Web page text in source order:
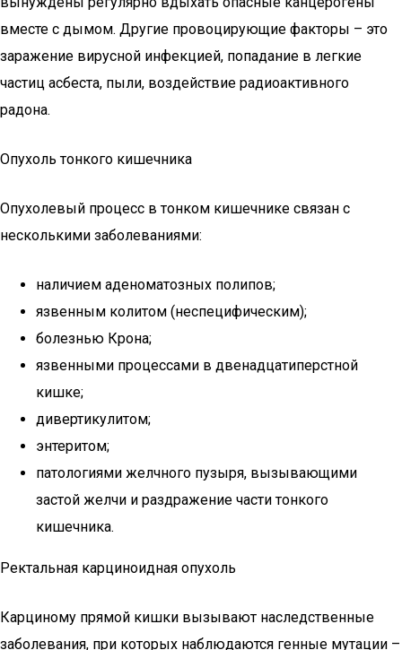
вместе с дымом. Другие провоцирующие факторы – это
заражение вирусной инфекцией, попадание в легкие
частиц асбеста, пыли, воздействие радиоактивного
радона.
Опухоль тонкого кишечника
Опухолевый процесс в тонком кишечнике связан с
несколькими заболеваниями:
наличием аденоматозных полипов;
язвенным колитом (неспецифическим);
болезнью Крона;
язвенными процессами в двенадцатиперстной
кишке;
дивертикулитом;
энтеритом;
патологиями желчного пузыря, вызывающими
застой желчи и раздражение части тонкого
кишечника.
Ректальная карциноидная опухоль
Карциному прямой кишки вызывают наследственные
заболевания, при которых наблюдаются генные мутации –